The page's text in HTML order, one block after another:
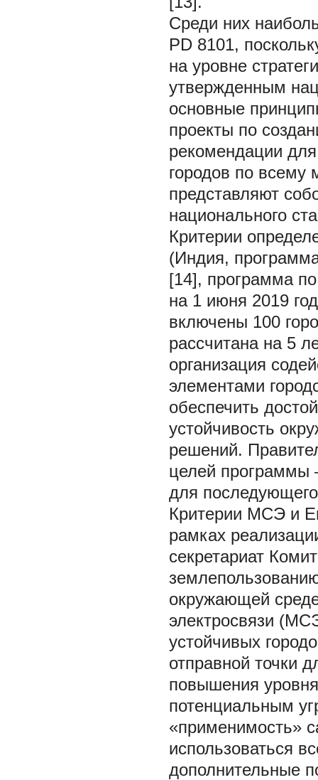
Среди них
PD 8101,
на уровне
утвержденным
основные
проекты по
рекомендации
городов по всему
представляют
национального
Критерии
(Индия,
[14], программа
на 1 июня 2019
включены 100
рассчитана на 5
организация
элементами
обеспечить
устойчивость
решений.
целей программы
для
Критерии МСЭ и
рамках
секретариат
окружающей
электросвязи
устойчивых
отправной точки
повышения
потенциальным
«применимость»
использоваться
дополнительные